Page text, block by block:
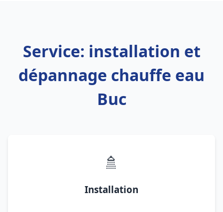
Service: installation et
dépannage chauffe eau
Buc
🚿
Installation